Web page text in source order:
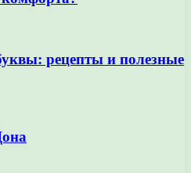
рецепты и полезные